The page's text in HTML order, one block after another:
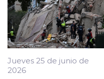
Jueves 25 de junio de
2026